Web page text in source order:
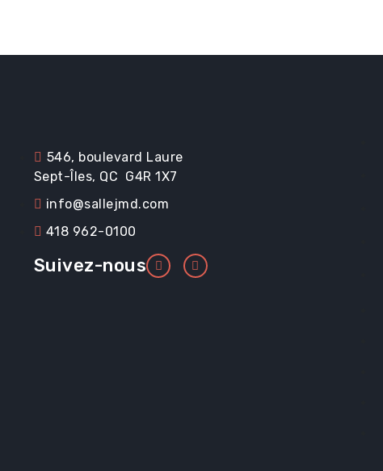
546, boulevard Laure
Sept-Îles, QC G4R 1X7
info@sallejmd.com
418 962-0100
Suivez-nous
locaux et locations
Renseignements
Promotions